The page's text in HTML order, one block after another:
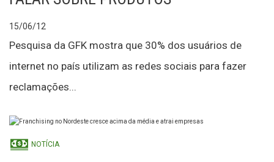
15/06/12
Pesquisa da GFK mostra que 30% dos usuários de
internet no país utilizam as redes sociais para fazer
reclamações...
NOTÍCIA